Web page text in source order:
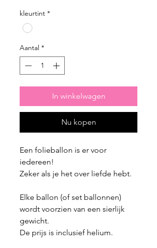
kleurtint *
Aantal *
In winkelwagen
Nu kopen
Een folieballon is er voor
iedereen!
Zeker als je het over liefde hebt.
Elke ballon (of set ballonnen)
wordt voorzien van een sierlijk
gewicht.
De prijs is inclusief helium.